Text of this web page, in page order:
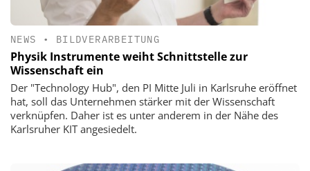
NEWS • BILDVERARBEITUNG
Physik Instrumente weiht Schnittstelle zur
Wissenschaft ein
Der "Technology Hub", den PI Mitte Juli in Karlsruhe eröffnet
hat, soll das Unternehmen stärker mit der Wissenschaft
verknüpfen. Daher ist es unter anderem in der Nähe des
Karlsruher KIT angesiedelt.